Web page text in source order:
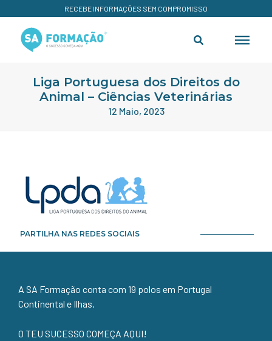
RECEBE INFORMAÇÕES SEM COMPROMISSO
Liga Portuguesa dos Direitos do
Animal – Ciências Veterinárias
12 Maio, 2023
PARTILHA NAS REDES SOCIAIS
A SA Formação conta com 19 polos em Portugal
Continental e Ilhas.
O TEU SUCESSO COMEÇA AQUI!